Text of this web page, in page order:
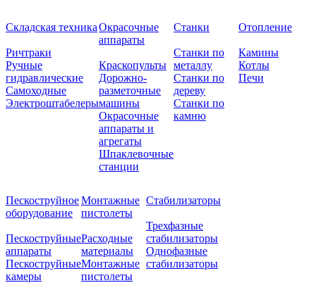
Складская техника
Ричтраки
Ручные
гидравлические
Самоходные
Электроштабелеры
Окрасочные
аппараты
Краскопульты
Дорожно-
разметочные
машины
Окрасочные
аппараты и
агрегаты
Шпаклевочные
станции
Станки
Станки по
металлу
Станки по
дереву
Станки по
камню
Отопление
Камины
Котлы
Печи
Пескоструйное
оборудование
Пескоструйные
аппараты
Пескоструйные
камеры
Монтажные
пистолеты
Расходные
материалы
Монтажные
пистолеты
Стабилизаторы
Трехфазные
стабилизаторы
Однофазные
стабилизаторы